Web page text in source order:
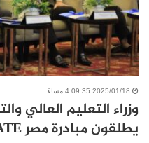
2025/01/18 4:09:35 مساءً
وزراء التعليم العالي
يطلقون مبادرة مصر GATE “نبوغ”